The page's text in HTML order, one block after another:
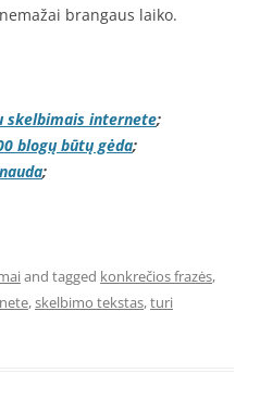
brangaus laiko.
skelbimais internete;
blogų būtų gėda;
;
and tagged konkrečios frazės,
,skelbimo tekstas,turi